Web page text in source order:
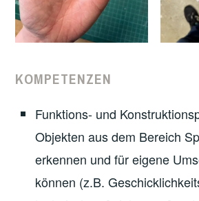
KOMPETENZEN
Funktions- und
Objekten aus dem Bereich
erkennen und für eigene
können (z.B.